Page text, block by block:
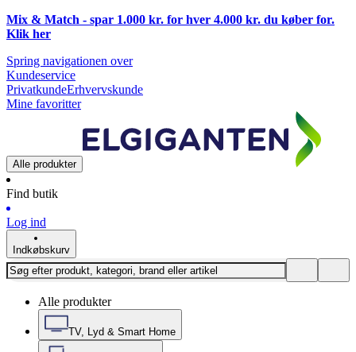
Mix & Match - spar 1.000 kr. for hver 4.000 kr. du køber for.
Klik her
Spring navigationen over
Kundeservice
PrivatkundeErhvervskunde
Mine favoritter
Alle produkter
Find butik
Log ind
Indkøbskurv
Alle produkter
TV, Lyd & Smart Home